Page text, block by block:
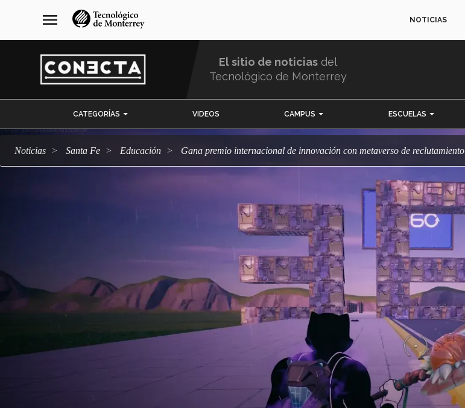
navegación
principal
menu NOTICIAS
El sitio de noticias del
Tecnológico de Monterrey
CATEGORÍAS VIDEOS CAMPUS ESCUELAS
Noticias Santa Fe Educación Gana premio internacional de innovación con metaverso de reclutamiento